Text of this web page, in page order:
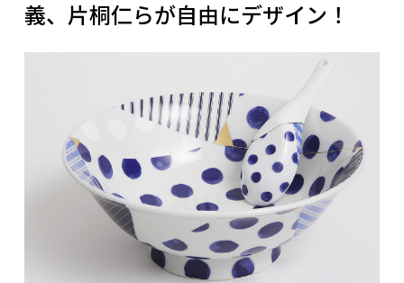
義、片桐仁らが自由にデザイン！